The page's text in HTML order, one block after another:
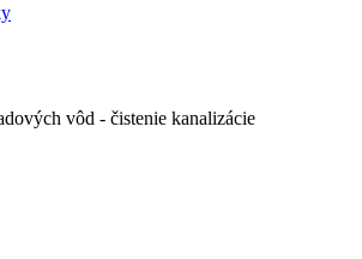
vôd - čistenie kanalizácie